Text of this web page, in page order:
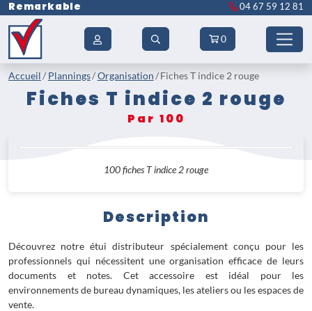
Remarkable 04 67 59 12 81
0
Accueil Plannings Organisation Fiches T indice 2 rouge
Fiches T indice 2 rouge
Par 100
100 fiches T indice 2 rouge
Description
Découvrez notre étui distributeur spécialement conçu pour les
professionnels qui nécessitent une organisation efficace de leurs
documents et notes. Cet accessoire est idéal pour les
environnements de bureau dynamiques, les ateliers ou les espaces de
vente.